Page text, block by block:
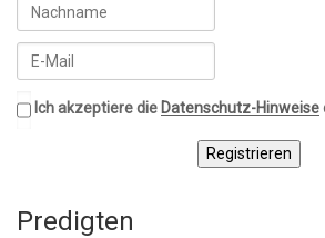
Ich akzeptiere die Datenschutz-Hinweise
Registrieren
Predigten